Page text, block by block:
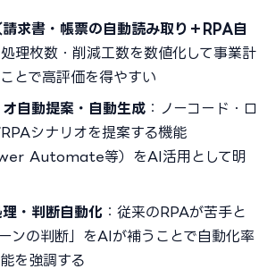
求書・帳票の自動読み取り＋RPA自
処理枚数・削減工数を数値化して事業計
とで高評価を得やすい
自動提案・自動生成 ：ノーコード・ロ
シナリオを提案する機能
Automate等）をAI活用として明
・判断自動化 ：従来のRPAが苦手と
ンの判断」をAIが補うことで自動化率
を強調する